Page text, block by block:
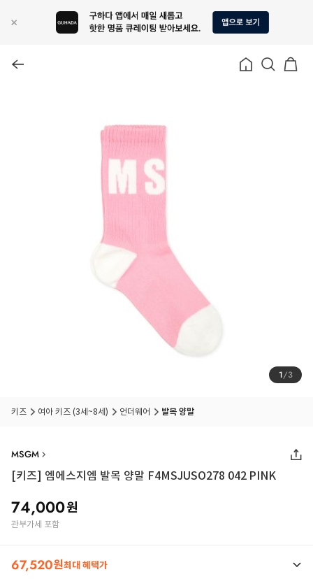
1/3
키즈 여아 키즈 (3세~8세) 언더웨어 발목 양말
MSGM
[키즈] 엠에스지엠 발목 양말 F4MSJUSO278 042 PINK
74,000원
관부가세 포함
67,520원최대 혜택가